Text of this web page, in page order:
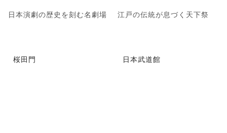
日本演劇の歴史を刻む名劇場 江戸の伝統が息づく天下祭
桜田門 日本武道館